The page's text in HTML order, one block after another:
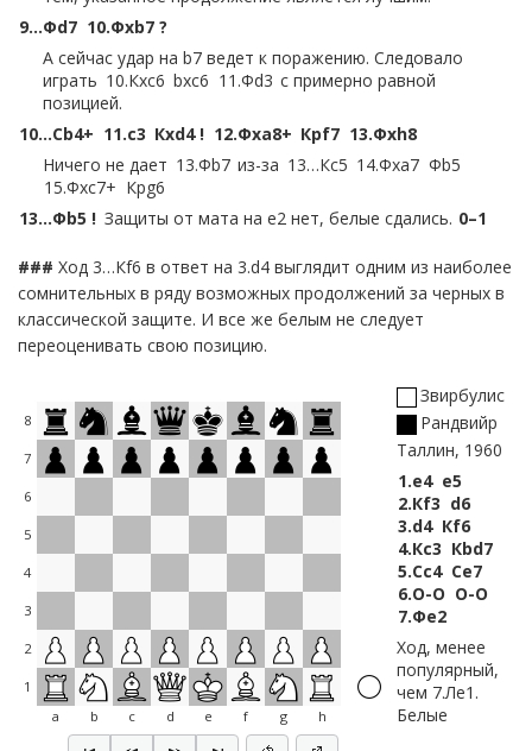
9…Фd7 10.Фxb7 ?
А сейчас удар на b7 ведет к поражению. Следовало
играть 10.Кxc6 bxc6 11.Фd3 с примерно равной
позицией.
10…Сb4+ 11.c3 Кxd4 ! 12.Фxa8+ Крf7 13.Фxh8
Ничего не дает 13.Фb7 из-за 13…Кc5 14.Фxa7 Фb5
15.Фxc7+ Крg6
13…Фb5 ! Защиты от мата на e2 нет, белые сдались. 0–1
### Ход 3…Кf6 в ответ на 3.d4 выглядит одним из наиболее
сомнительных в ряду возможных продолжений за черных в
классической защите. И все же белым не следует
переоценивать свою позицию.
8
7
6
5
4
3
2
1
a
b c d e f g h
Звирбулис
Рандвийр
Таллин, 1960
1.e4 e5
2.Кf3 d6
3.d4 Кf6
4.Кc3 Кbd7
5.Сc4 Сe7
6.O-O O-O
7.Фe2
Ход, менее
популярный,
чем 7.Лe1.
Белые